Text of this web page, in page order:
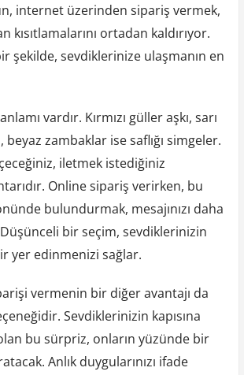
internet üzerinden sipariş vermek,
kısıtlamalarını ortadan kaldırıyor.
şekilde, sevdiklerinize ulaşmanın en
vardır. Kırmızı güller aşkı, sarı
zambaklar ise saflığı simgeler.
iletmek istediğiniz
Online sipariş verirken, bu
bulundurmak, mesajınızı daha
bir seçim, sevdiklerinizin
yer edinmenizi sağlar.
vermenin bir diğer avantajı da
Sevdiklerinizin kapısına
bu sürpriz, onların yüzünde bir
Anlık duygularınızı ifade